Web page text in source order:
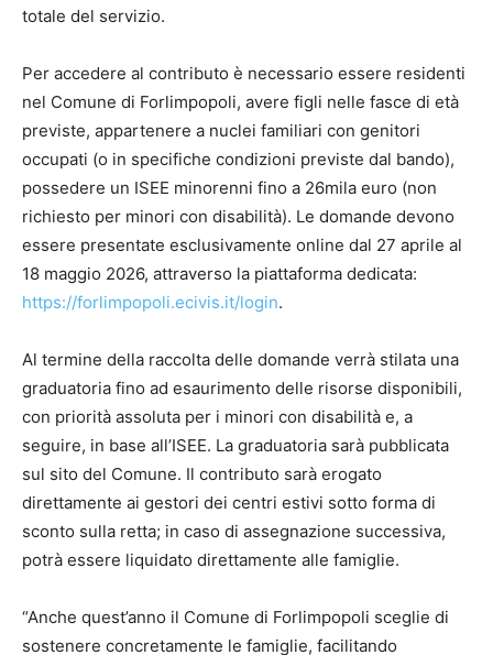
totale del servizio.
Per accedere al contributo è necessario essere residenti
nel Comune di Forlimpopoli, avere figli nelle fasce di età
previste, appartenere a nuclei familiari con genitori
occupati (o in specifiche condizioni previste dal bando),
possedere un ISEE minorenni fino a 26mila euro (non
richiesto per minori con disabilità). Le domande devono
essere presentate esclusivamente online dal 27 aprile al
18 maggio 2026, attraverso la piattaforma dedicata:
https://forlimpopoli.ecivis.it/login.
Al termine della raccolta delle domande verrà stilata una
graduatoria fino ad esaurimento delle risorse disponibili,
con priorità assoluta per i minori con disabilità e, a
seguire, in base all’ISEE. La graduatoria sarà pubblicata
sul sito del Comune. Il contributo sarà erogato
direttamente ai gestori dei centri estivi sotto forma di
sconto sulla retta; in caso di assegnazione successiva,
potrà essere liquidato direttamente alle famiglie.
“Anche quest’anno il Comune di Forlimpopoli sceglie di
sostenere concretamente le famiglie, facilitando